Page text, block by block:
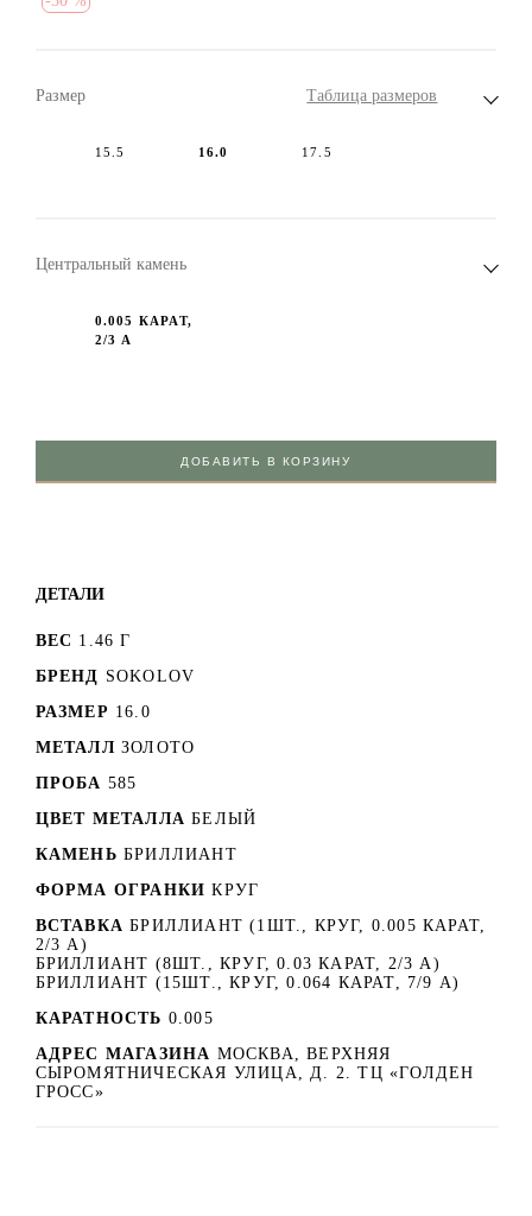
Размер Таблица размеров
15.5 16.0 17.5
Центральный камень
0.005 КАРАТ,
2/3 А
ДОБАВИТЬ В КОРЗИНУ
ДЕТАЛИ
ВЕС 1.46 Г
БРЕНД SOKOLOV
РАЗМЕР 16.0
МЕТАЛЛ ЗОЛОТО
ПРОБА 585
ЦВЕТ МЕТАЛЛА БЕЛЫЙ
КАМЕНЬ БРИЛЛИАНТ
ФОРМА ОГРАНКИ КРУГ
ВСТАВКА БРИЛЛИАНТ (1ШТ., КРУГ, 0.005 КАРАТ,
2/3 А)
БРИЛЛИАНТ (8ШТ., КРУГ, 0.03 КАРАТ, 2/3 А)
БРИЛЛИАНТ (15ШТ., КРУГ, 0.064 КАРАТ, 7/9 А)
КАРАТНОСТЬ 0.005
АДРЕС МАГАЗИНА МОСКВА, ВЕРХНЯЯ
СЫРОМЯТНИЧЕСКАЯ УЛИЦА, Д. 2. ТЦ «ГОЛДЕН
ГРОСС»